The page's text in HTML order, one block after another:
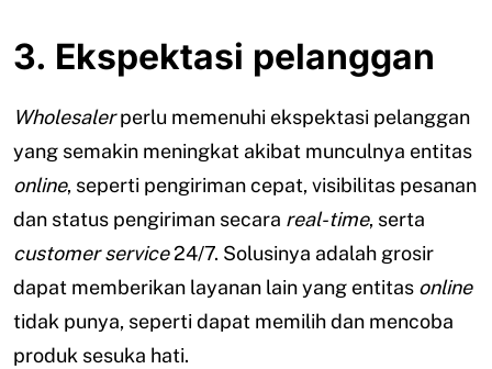
3. Ekspektasi pelanggan
Wholesalerperlu memenuhi ekspektasi pelanggan
yang semakin meningkat akibat munculnya entitas
online, seperti pengiriman cepat, visibilitas pesanan
dan status pengiriman secara real-time, serta
customer service24/7. Solusinya adalah grosir
dapat memberikan layanan lain yang entitas online
tidak punya, seperti dapat memilih dan mencoba
produk sesuka hati.